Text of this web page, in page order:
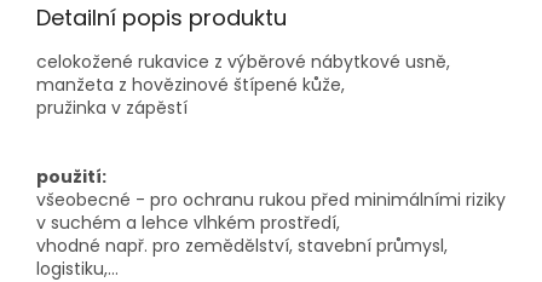
Detailní popis produktu
celokožené rukavice z výběrové nábytkové usně,
manžeta z hovězinové štípené kůže,
pružinka v zápěstí
použití:
všeobecné - pro ochranu rukou před minimálními riziky
v suchém a lehce vlhkém prostředí,
vhodné např. pro zemědělství, stavební průmysl,
logistiku,...